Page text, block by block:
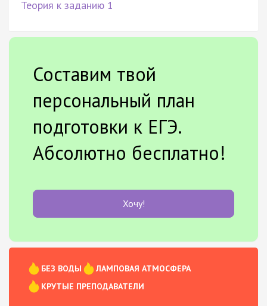
Теория к заданию 1
Составим твой
персональный план
подготовки к ЕГЭ.
Абсолютно бесплатно!
Хочу!
БЕЗ ВОДЫ
ЛАМПОВАЯ АТМОСФЕРА
КРУТЫЕ ПРЕПОДАВАТЕЛИ